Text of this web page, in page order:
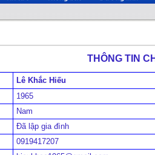
THÔNG TIN
Lê Khắc Hiếu
1965
Nam
Đã lập gia đình
0919417207